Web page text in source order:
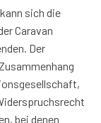
sich die
Caravan
Der
bei denen